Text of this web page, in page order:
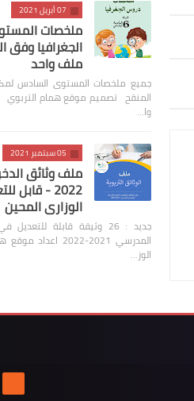
07 أبريل 2021
ملخصات
الجغرافيا
ملف واحد
جميع ملخصات المستوى السادس
المنقح تصميم موقع همام
وا…
05 سبتمبر 2021
2022 -
الوزاري المحين
جديد : 26 وثيقة قابلة
المدرسي 2021-
الوز…